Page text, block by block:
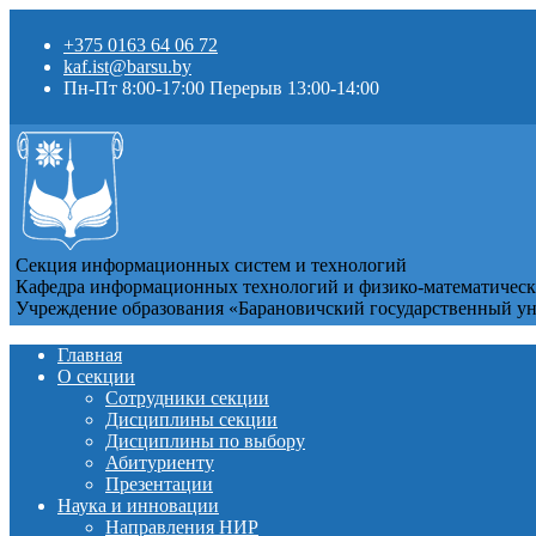
+375 0163 64 06 72
kaf.ist@barsu.by
Пн-Пт 8:00-17:00 Перерыв 13:00-14:00
Секция информационных систем и технологий
Кафедра информационных технологий и физико-
Учреждение образования «Барановичский государственный
Главная
О секции
Сотрудники секции
Дисциплины секции
Дисциплины по выбору
Абитуриенту
Презентации
Наука и инновации
Направления НИР